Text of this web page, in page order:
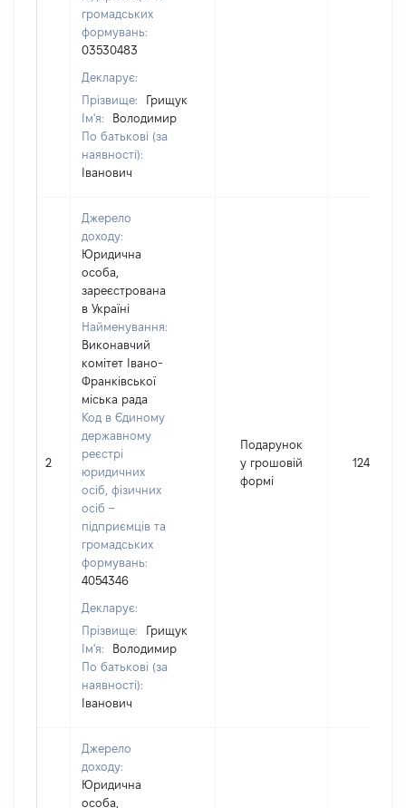
громадських
формувань:
03530483
Декларує:
Прізвище:
Грищук
Ім'я:
Володимир
По батькові (за
наявності):
Іванович
2
Джерело
доходу:
Юридична
особа,
зареєстрована
в Україні
Найменування:
Виконавчий
комітет Івано-
Франківської
міська рада
Код в Єдиному
державному
реєстрі
юридичних
осіб, фізичних
осіб –
підприємців та
громадських
формувань:
4054346
Декларує:
Прізвище:
Грищук
Ім'я:
Володимир
По батькові (за
наявності):
Іванович
Подарунок
у грошовій
формі
1243
Джерело
доходу:
Юридична
особа,